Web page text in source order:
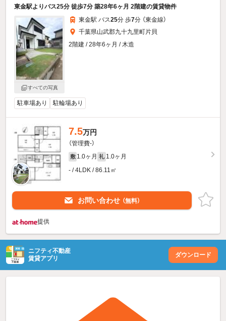
東金駅よりバス25分 徒歩7分 築28年6ヶ月 2階建の賃貸物件
すべての写真
東金駅 バス25分 歩7分 （東金線）
千葉県山武郡九十九里町片貝
2階建 / 28年6ヶ月 / 木造
駐車場あり 駐輪場あり
7.5万円
（管理費-）
敷 1.0ヶ月 礼 1.0ヶ月
- / 4LDK / 86.11㎡
お問い合わせ （無料）
提供
ニフティ不動産
賃貸アプリ
ダウンロード